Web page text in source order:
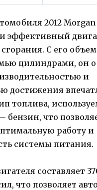
2012
эффективный
С его
цилиндрами, он
и
достижения
топлива,
бензин, что
работу и
системы питания.
составляет
что позволяет